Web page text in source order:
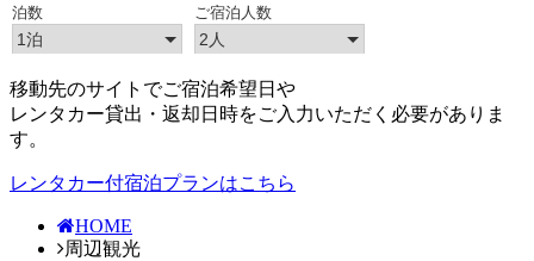
移動先のサイトでご宿泊希望日や
レンタカー貸出・返却日時をご入力いただく必要がありま
す。
レンタカー付宿泊プランはこちら
HOME
周辺観光